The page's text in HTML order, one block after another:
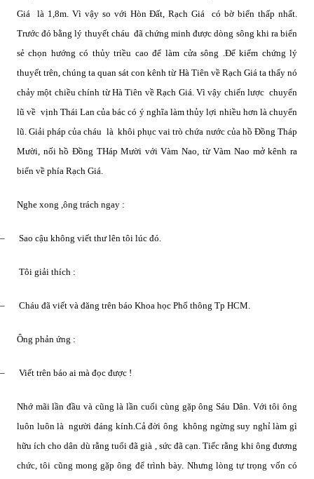
Giá
là 1,8m. Vì vậy so với Hòn Đất, Rạch Giá
có bờ biển thấp nhất.
Trước đó bằng lý thuyết cháu đã chứng minh được dòng sông khi ra biển
sẻ chọn hướng có thủy triều cao để làm cửa sông .Để kiểm chứng lý
thuyết trên, chúng ta quan sát con kênh từ Hà Tiên về Rạch Giá ta thấy nó
chảy một chiều chính từ Hà Tiên về Rạch Giá. Vì vậy chiến lược chuyển
lũ về vịnh Thái Lan của bác có ý nghĩa làm thủy lợi nhiều hơn là chuyển
lũ. Giải pháp của cháu là khôi phục vai trò chứa nước của hồ Đồng Tháp
Mười, nối hồ Đồng THáp Mười với Vàm Nao, từ Vàm Nao mở kênh ra
biển về phía Rạch Giá.
Nghe xong ,ông trách ngay :
– Sao cậu không viết thư lên tôi lúc đó.
Tôi giải thích :
– Cháu đã viết và đăng trên báo Khoa học Phổ thông Tp HCM.
Ông phản ứng :
– Viết trên báo ai mà đọc được !
Nhớ mãi lần đầu và cũng là lần cuối cùng gặp ông Sáu Dân. Với tôi ông
luôn luôn là người đáng kính.Cả đời ông không ngừng suy nghỉ làm gì
hữu ích cho dân dù rằng tuổi đã già , sức đã cạn. Tiếc rằng khi ông đương
chức, tôi cũng mong gặp ông để trình bày. Nhưng lòng tự trọng vốn có